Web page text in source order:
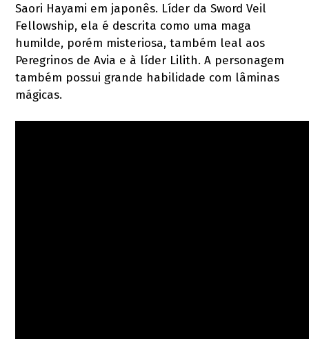
Saori Hayami em japonês. Líder da Sword Veil
Fellowship, ela é descrita como uma maga
humilde, porém misteriosa, também leal aos
Peregrinos de Avia e à líder Lilith. A personagem
também possui grande habilidade com lâminas
mágicas.